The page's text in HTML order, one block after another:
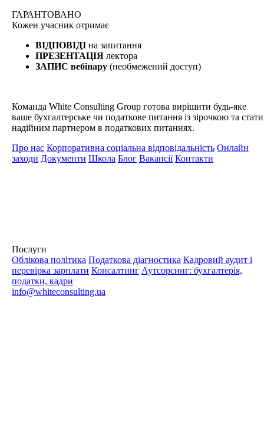
ГАРАНТОВАНО
Кожен учасник отримає
ВІДПОВІДІ на запитання
ПРЕЗЕНТАЦІЯ лектора
ЗАПИС вебінару (необмежений доступ)
Команда White Consulting Group готова вирішити будь-яке
ваше бухгалтерське чи податкове питання із зірочкою та стати
надійним партнером в податкових питаннях.
Про нас Корпоративна соціальна відповідальність Онлайн
заходи Документи Школа Блог Вакансії Контакти
Послуги
Облікова політика Податкова діагностика Кадровий аудит і
перевірка зарплати Консалтинг Аутсорсинг: бухгалтерія,
податки, кадри
info@whiteconsulting.ua